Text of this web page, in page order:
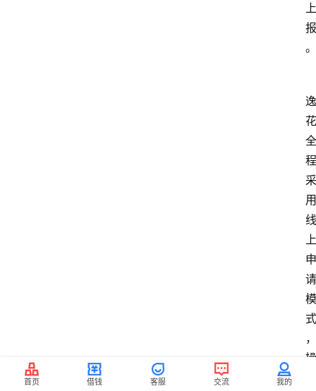
上
报
。
逸
花
全
程
采
用
线
上
申
请
模
式
，
操
首页 借钱 客服 交流 我的